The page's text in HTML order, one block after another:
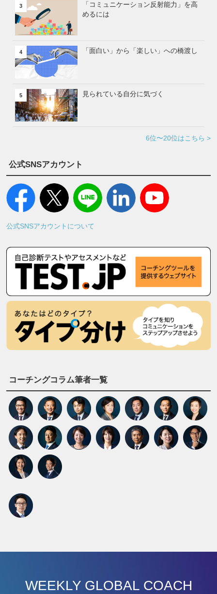
3
「コミュニケーション反射能力」を高
めるには
4 「面白い」から「楽しい」への橋渡し
5 見られている自分に気づく
6位〜20位はこちら >
公式SNSアカウント
公式SNSアカウントについて
コーチングコラム筆者一覧
WEEKLY GLOBAL COACH